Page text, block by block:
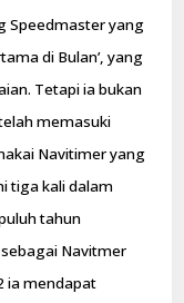
Speedmaster yang
di Bulan’, yang
Tetapi ia bukan
memasuki
Navitimer yang
tiga kali dalam
tahun
Navitmer
ia mendapat